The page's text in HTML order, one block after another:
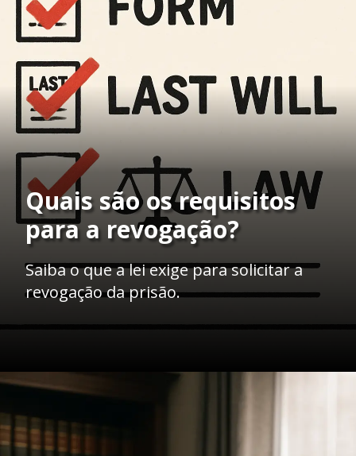
Quais são os requisitos
para a revogação?
Saiba o que a lei exige para solicitar a
revogação da prisão.
Openinghttps://ademilsoncs.adv.br/